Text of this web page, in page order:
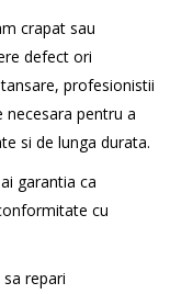
crapat sau
defect ori
profesionistii
pentru a
si de lunga durata.
garantia ca
cu
repari